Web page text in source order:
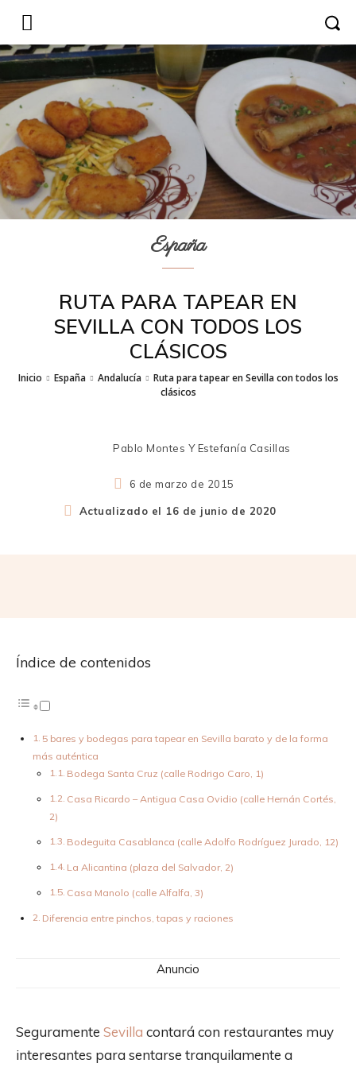
España
RUTA PARA TAPEAR EN
SEVILLA CON TODOS LOS
CLÁSICOS
Inicio España Andalucía
Ruta para tapear en Sevilla con todos los
clásicos
Pablo Montes Y Estefanía Casillas
6 de marzo de 2015
Actualizado el 16 de junio de 2020
Índice de contenidos
5 bares y bodegas para tapear en Sevilla barato y de la forma
más auténtica
Bodega Santa Cruz (calle Rodrigo Caro, 1)
Casa Ricardo – Antigua Casa Ovidio (calle Hernán Cortés,
2)
Bodeguita Casablanca (calle Adolfo Rodríguez Jurado, 12)
La Alicantina (plaza del Salvador, 2)
Casa Manolo (calle Alfalfa, 3)
Diferencia entre pinchos, tapas y raciones
Anuncio
Seguramente Sevilla contará con restaurantes muy
interesantes para sentarse tranquilamente a